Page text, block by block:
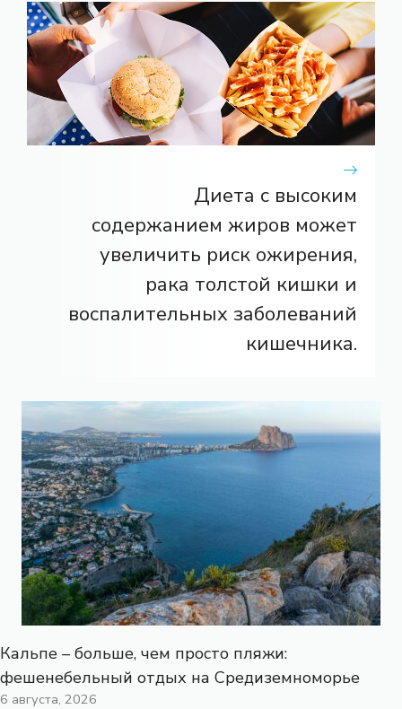
Диета с высоким
содержанием жиров может
увеличить риск ожирения,
рака толстой кишки и
воспалительных заболеваний
кишечника.
Кальпе – больше, чем просто пляжи:
фешенебельный отдых на Средиземноморье
6 августа, 2026